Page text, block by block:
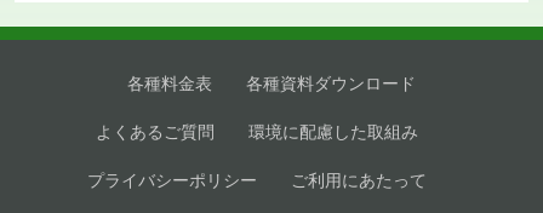
各種料金表 各種資料ダウンロード
よくあるご質問 環境に配慮した取組み
プライバシーポリシー ご利用にあたって